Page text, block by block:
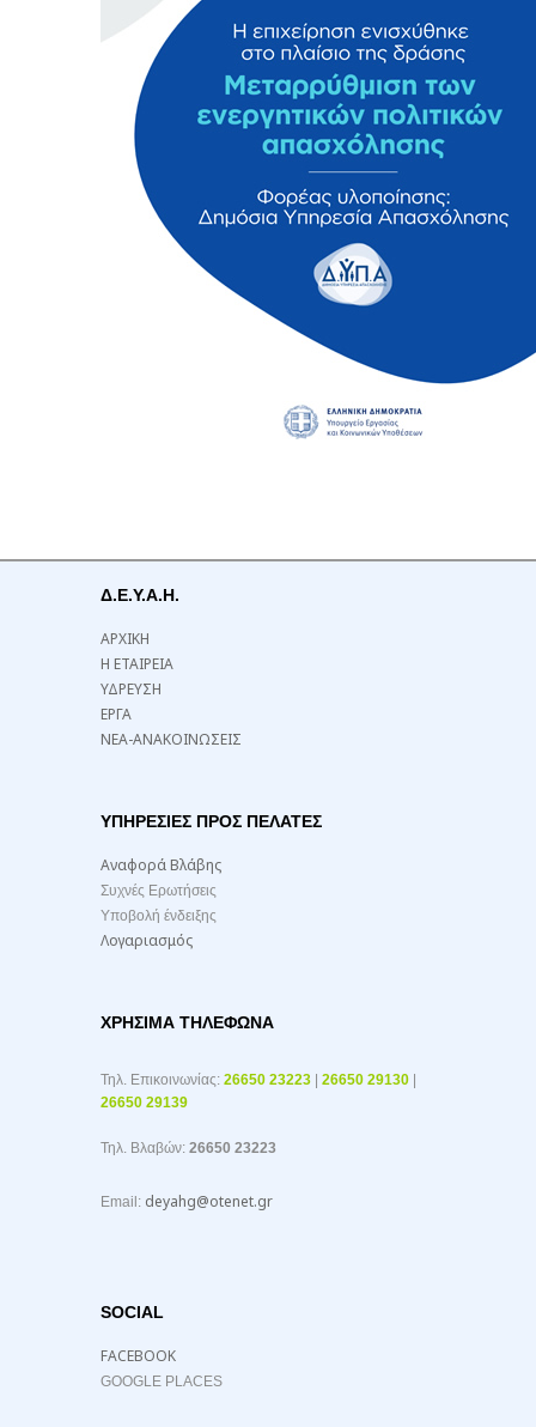
Δ.Ε.Υ.Α.Η.
ΑΡΧΙΚΗ
Η ΕΤΑΙΡΕΙΑ
ΥΔΡΕΥΣΗ
ΕΡΓΑ
ΝΕΑ-ΑΝΑΚΟΙΝΩΣΕΙΣ
ΥΠΗΡΕΣΙΕΣ ΠΡΟΣ ΠΕΛΑΤΕΣ
Αναφορά Βλάβης
Συχνές Ερωτήσεις
Υποβολή ένδειξης
Λογαριασμός
ΧΡΉΣΙΜΑ ΤΗΛΈΦΩΝΑ
Τηλ. Επικοινωνίας: 26650 23223 26650 29130
26650 29139
Τηλ. Βλαβών: 26650 23223
Email: deyahg@otenet.gr
SOCIAL
FACEBOOK
GOOGLE PLACES